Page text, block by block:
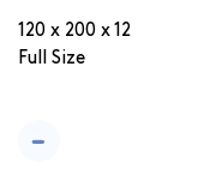
120 x 200 x 12
Full Size
-